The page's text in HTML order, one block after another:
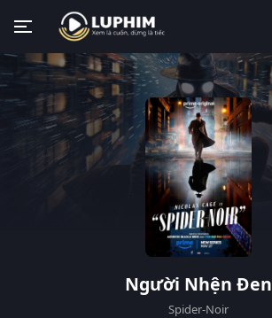
Người Nhện Đen
Spider-Noir